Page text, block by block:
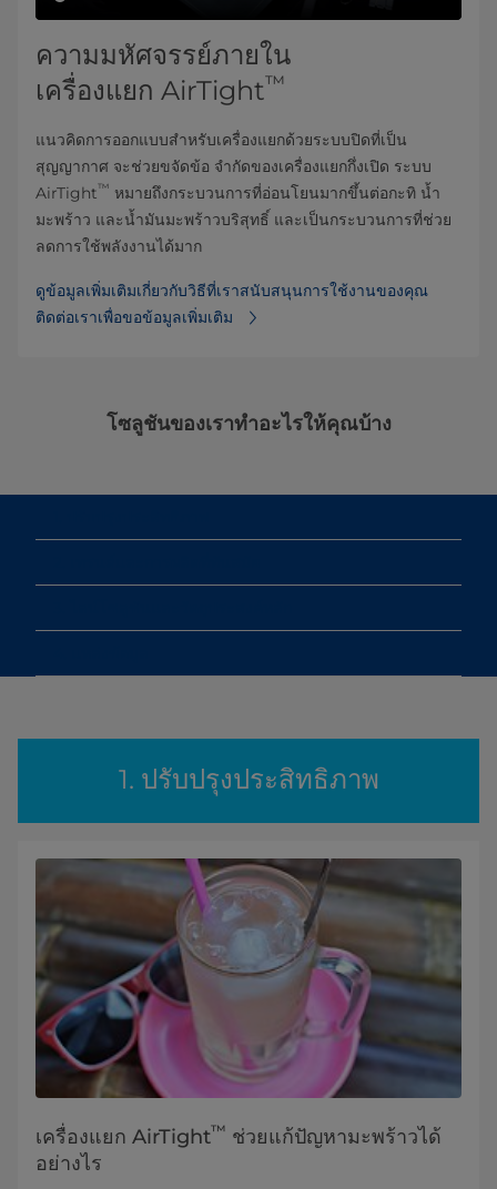
ความมหัศจรรย์ภายใน
เครื่องแยก AirTight™
แนวคิดการออกแบบสำหรับเครื่องแยกด้วยระบบปิดที่เป็น
สุญญากาศ จะช่วยขจัดข้อ จำกัดของเครื่องแยกกึ่งเปิด ระบบ
AirTight™ หมายถึงกระบวนการที่อ่อนโยนมากขึ้นต่อกะทิ น้ำ
มะพร้าว และน้ำมันมะพร้าวบริสุทธิ์ และเป็นกระบวนการที่ช่วย
ลดการใช้พลังงานได้มาก
ดูข้อมูลเพิ่มเติมเกี่ยวกับวิธีที่เราสนับสนุนการใช้งานของคุณ
ติดต่อเราเพื่อขอข้อมูลเพิ่มเติม
โซลูชันของเราทำอะไรให้คุณบ้าง
1. ปรับปรุงประสิทธิภาพ
เครื่องแยก AirTight™ ช่วยแก้ปัญหามะพร้าวได้
อย่างไร